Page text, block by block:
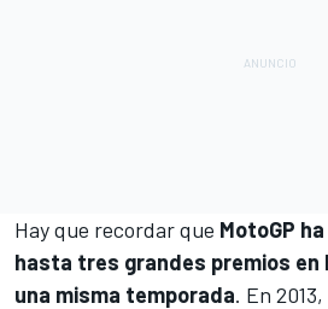
Hay que recordar que MotoGP
hasta tres grandes premios en
una misma temporada. En